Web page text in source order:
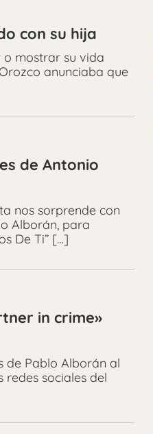
con su hija
o mostrar su vida
anunciaba que
de Antonio
nos sorprende con
Alborán, para
De Ti” […]
in crime»
de Pablo Alborán al
sociales del